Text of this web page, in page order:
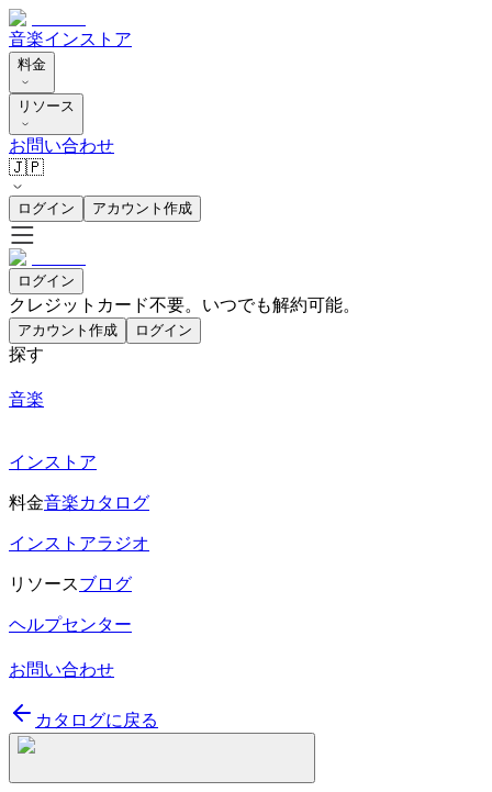
音楽インストア
料金
リソース
お問い合わせ
🇯🇵
ログイン アカウント作成
ログイン
クレジットカード不要。いつでも解約可能。
アカウント作成 ログイン
探す
音楽
インストア
料金音楽カタログ
インストアラジオ
リソースブログ
ヘルプセンター
お問い合わせ
カタログに戻る